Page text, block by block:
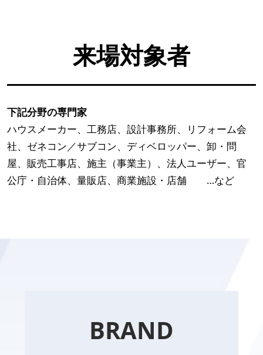
来場対象者
下記分野の専門家
ハウスメーカー、工務店、設計事務所、リフォーム会
社、ゼネコン／サブコン、ディベロッパー、卸・問
屋、販売工事店、施主（事業主）、法人ユーザー、官
公庁・自治体、量販店、商業施設・店舗 …など
BRAND